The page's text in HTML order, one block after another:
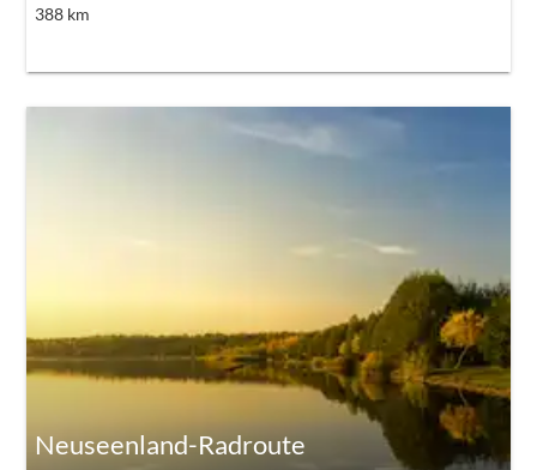
388km
Neuseenland-Radroute